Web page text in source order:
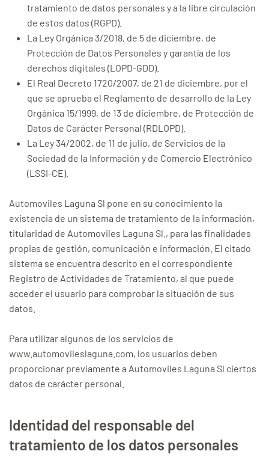
tratamiento de datos personales y a la libre circulación
de estos datos (RGPD).
La Ley Orgánica 3/2018, de 5 de diciembre, de
Protección de Datos Personales y garantía de los
derechos digitales (LOPD-GDD).
El Real Decreto 1720/2007, de 21 de diciembre, por el
que se aprueba el Reglamento de desarrollo de la Ley
Orgánica 15/1999, de 13 de diciembre, de Protección de
Datos de Carácter Personal (RDLOPD).
La Ley 34/2002, de 11 de julio, de Servicios de la
Sociedad de la Información y de Comercio Electrónico
(LSSI-CE).
Automoviles Laguna Sl pone en su conocimiento la
existencia de un sistema de tratamiento de la información,
titularidad de Automoviles Laguna Sl., para las finalidades
propias de gestión, comunicación e información. El citado
sistema se encuentra descrito en el correspondiente
Registro de Actividades de Tratamiento, al que puede
acceder el usuario para comprobar la situación de sus
datos.
Para utilizar algunos de los servicios de
www.automovileslaguna.com, los usuarios deben
proporcionar previamente a Automoviles Laguna Sl ciertos
datos de carácter personal.
Identidad del responsable del
tratamiento de los datos personales